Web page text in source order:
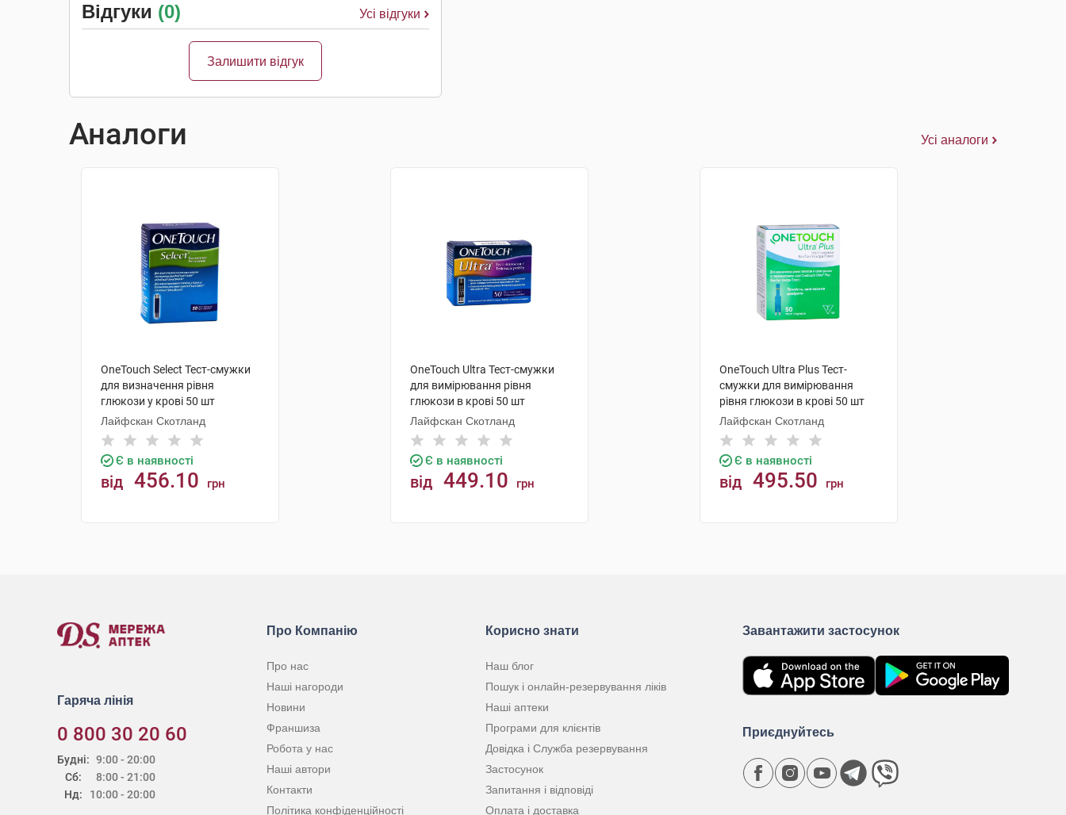
Відгуки (0) Усі відгуки
Залишити відгук
Аналоги Усі аналоги
OneTouch Select Тест-смужки
для визначення рівня
глюкози у крові 50 шт
Лайфскан Скотланд
Є в наявності
від 456.10 грн
OneTouch Ultra Тест-смужки
для вимірювання рівня
глюкози в крові 50 шт
Лайфскан Скотланд
Є в наявності
від 449.10 грн
OneTouch Ultra Plus Тест-
смужки для вимірювання
рівня глюкози в крові 50 шт
Лайфскан Скотланд
Є в наявності
від 495.50 грн
Гаряча лінія
0 800 30 20 60
Будні:
Сб:
Нд:
9:00 - 20:00
8:00 - 21:00
10:00 - 20:00
Про Компанію
Про нас
Наші нагороди
Новини
Франшиза
Робота у нас
Наші автори
Контакти
Політика конфіденційності
Корисно знати
Наш блог
Пошук і онлайн-резервування ліків
Наші аптеки
Програми для клієнтів
Довідка і Служба резервування
Застосунок
Запитання і відповіді
Оплата і доставка
Завантажити застосунок
Приєднуйтесь